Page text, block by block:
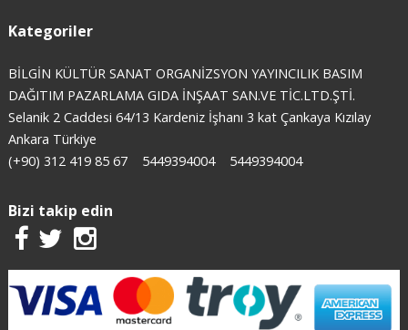
Kategoriler
BİLGİN KÜLTÜR SANAT ORGANİZSYON YAYINCILIK BASIM
DAĞITIM PAZARLAMA GIDA İNŞAAT SAN.VE TİC.LTD.ŞTİ.
Selanik 2 Caddesi 64/13 Kardeniz İşhanı 3 kat Çankaya Kızılay
Ankara Türkiye
(+90) 312 419 85 67
5449394004 5449394004
Bizi takip edin